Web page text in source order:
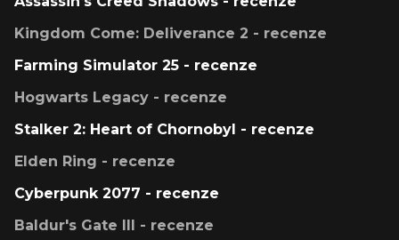
Kingdom Come: Deliverance 2 - recenze
Farming Simulator 25 - recenze
Hogwarts Legacy - recenze
Stalker 2: Heart of Chornobyl - recenze
Elden Ring - recenze
Cyberpunk 2077 - recenze
Baldur's Gate III - recenze